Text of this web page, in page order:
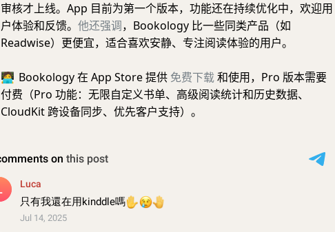
审核才上线。App 目前为第一个版本，功能还在持续优化中，欢迎用
户体验和反馈。 他还强调，Bookology 比一些同类产品（如
Readwise）更便宜，适合喜欢安静、专注阅读体验的用户。
🧑‍💻 Bookology 在 App Store 提供 免费下载和使用，Pro 版本需要
付费（Pro 功能：无限自定义书单、高级阅读统计和历史数据、
CloudKit 跨设备同步、优先客户支持）。